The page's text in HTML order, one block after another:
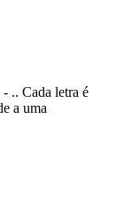
.. Cada letra é
a uma